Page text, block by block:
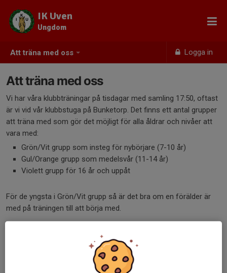
Att träna med oss Logga in
IK Uven
Ungdom
Att träna med oss
Vi har våra klubbträningar på tisdagar med samling 17:50, oftast
är vi vid vår klubbstuga på Bunketorp. Det finns ett antal grupper
att träna med som gör det möjligt för alla åldrar och nivåer att
vara med:
Grön/Vit grupp som insteg för nybörjare (7-10 år)
Gul/Orange grupp som medelsvår (11-14 år)
Violett grupp för 16 år och uppåt
För de yngsta i Grön/Vit grupp så är det bra om en förälder är
med på träningen till att börja med.
som prov-medlem innan man bestämmer sig för att bli medlem.
Vi har nybörjarkurser för både för barn och vuxna på våren,